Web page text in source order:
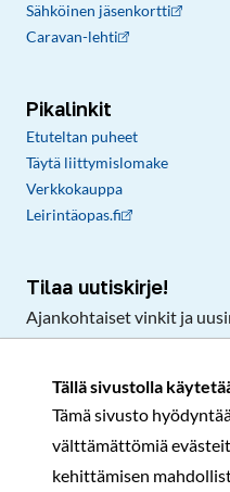
Tällä sivustolla
Tämä sivusto
välttämättömiä
kehittämisen
Sähköinen jäsenkortti
Caravan-lehti
Pikalinkit
Etuteltan puheet
Täytä liittymislomake
Verkkokauppa
Leirintäopas.fi
Tilaa uutiskirje!
Ajankohtaiset vinkit ja